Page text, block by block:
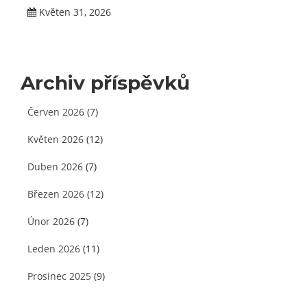
Květen 31, 2026
Archiv příspěvků
Červen 2026 (7)
Květen 2026 (12)
Duben 2026 (7)
Březen 2026 (12)
Únor 2026 (7)
Leden 2026 (11)
Prosinec 2025 (9)